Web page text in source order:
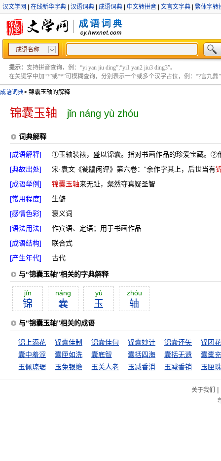
汉文学网 在线新华字典 汉语词典 成语词典 中文转拼音 文言文字典 繁体字转
成语名称
提示： 支持拼音查询，例：“yi yan jiu ding”;“yi1 yan2 jiu3 ding3”。
在关键字中加“?”或“*”可模糊查询，分别表示一个或多个汉字占位，例：“?言九鼎”
成语词典> 锦囊玉轴的解释
锦囊玉轴 jǐn náng yù zhóu
词典解释
[成语解释]
①玉轴装裱，盛以锦囊。指对书画作品的珍爱宝藏。②
[典故出处]
宋·袁文《瓮牖闲评》第六卷：“余作字其上，后世当有
[成语举例]
锦囊玉轴来无趾，粲然夺真疑圣智
[常用程度]
生僻
[感情色彩]
褒义词
[语法用法]
作宾语、定语；用于书画作品
[成语结构]
联合式
[产生年代]
古代
与“锦囊玉轴”相关的字典解释
jĭn
锦
náng
囊
yù
玉
zhóu
轴
与“锦囊玉轴”相关的成语
锦上添花 锦囊佳制 锦囊佳句 锦囊妙计 锦囊还矢
锦团
囊中羞涩
囊匣如洗 囊底智 囊括四海 囊括无遗
囊橐
玉佩琼琚
玉兔银蟾 玉关人老 玉减香消 玉减香销 玉匣
关于我们 |